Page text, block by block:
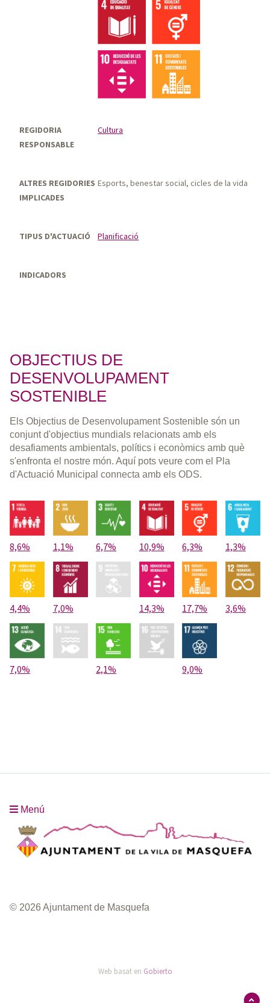
REGIDORIA
RESPONSABLE
Cultura
ALTRES REGIDORIES
IMPLICADES
Esports, benestar social, cicles de la vida
TIPUS D'ACTUACIÓ Planificació
INDICADORS
OBJECTIUS DE
DESENVOLUPAMENT
SOSTENIBLE
Els Objectius de Desenvolupament Sostenible són un
conjunt d'objectius mundials relacionats amb els
desafiaments ambientals, polítics i econòmics amb què
s'enfronta el nostre món. Aquí pots veure com el Pla
d'Actuació Municipal connecta amb els ODS.
8,6% 1,1% 6,7% 10,9% 6,3% 1,3%
4,4% 7,0% 14,3% 17,7% 3,6%
7,0% 2,1% 9,0%
Menú
© 2026 Ajuntament de Masquefa
Web basat en Gobierto